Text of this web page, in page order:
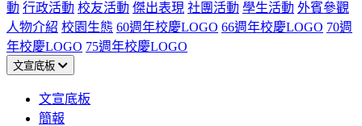
動 行政活動 校友活動 傑出表現 社團活動 學生活動 外賓參觀
人物介紹 校園生態 60週年校慶LOGO 66週年校慶LOGO 70週
年校慶LOGO 75週年校慶LOGO
文宣底板
文宣底板
簡報